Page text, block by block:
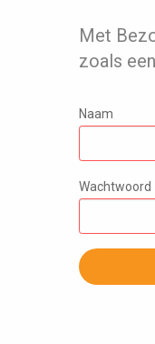
Met
zoals
Naam
Wachtwoord